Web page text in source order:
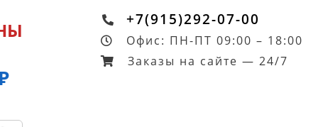
+7(915)292-07-00
Офис: ПН-ПТ 09:00 – 18:00
Заказы на сайте — 24/7